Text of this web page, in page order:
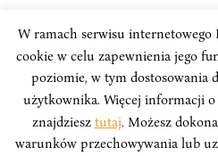
TYGODNIK
Tydzień w Azji #109:
Chiny wysforowały się
Na stałe?
W ramach serwisu
cookie w celu zapewnienia jego
poziomie, w tym dostosowania
użytkownika. Więcej informacji
znajdziesz tutaj. Możesz
warunków przechowywania lub